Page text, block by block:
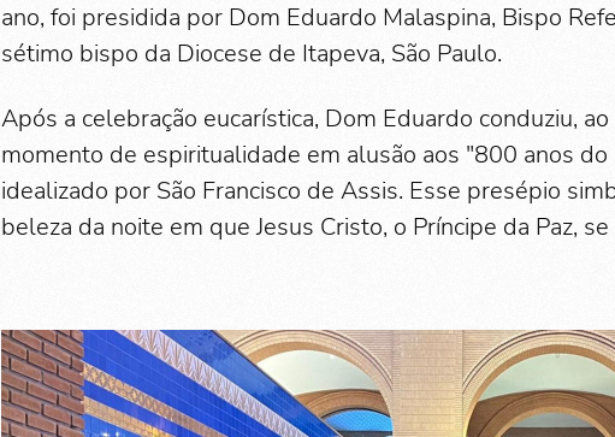
ano, foi presidida por Dom Eduardo Malaspina, Bispo
sétimo bispo da Diocese de Itapeva, São Paulo.
Após a celebração eucarística, Dom Eduardo conduziu,
momento de espiritualidade em alusão aos "800 anos do
idealizado por São Francisco de Assis. Esse presépio
beleza da noite em que Jesus Cristo, o Príncipe da Paz,